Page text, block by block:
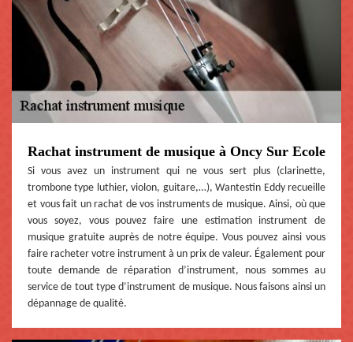
Rachat instrument de musique à Oncy Sur Ecole
Si vous avez un instrument qui ne vous sert plus (clarinette,
trombone type luthier, violon, guitare,…), Wantestin Eddy recueille
et vous fait un rachat de vos instruments de musique. Ainsi, où que
vous soyez, vous pouvez faire une estimation instrument de
musique gratuite auprès de notre équipe. Vous pouvez ainsi vous
faire racheter votre instrument à un prix de valeur. Également pour
toute demande de réparation d’instrument, nous sommes au
service de tout type d’instrument de musique. Nous faisons ainsi un
dépannage de qualité.